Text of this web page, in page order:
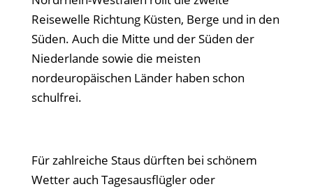
Reisewelle Richtung Küsten, Berge und in den
Süden. Auch die Mitte und der Süden der
Niederlande sowie die meisten
nordeuropäischen Länder haben schon
schulfrei.
Für zahlreiche Staus dürften bei schönem
Wetter auch Tagesausflügler oder